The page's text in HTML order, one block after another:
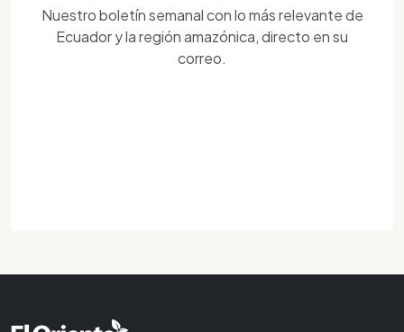
Nuestro boletín semanal con lo más relevante de
Ecuador y la región amazónica, directo en su
correo.